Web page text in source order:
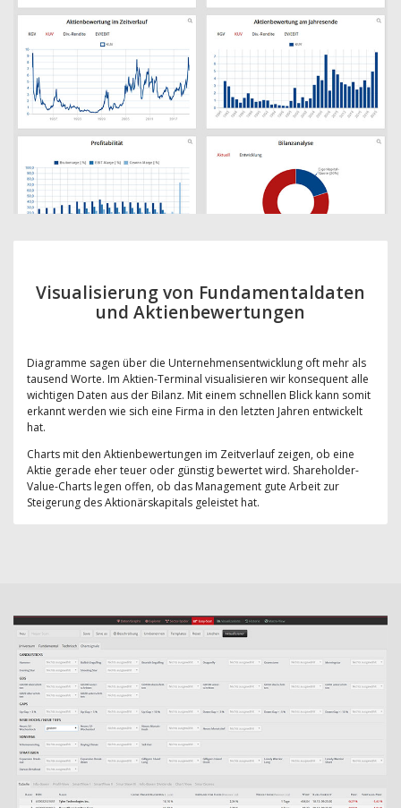
Visualisierung von Fundamentaldaten
und Aktienbewertungen
Diagramme sagen über die Unternehmensentwicklung oft mehr als
tausend Worte. Im Aktien-Terminal visualisieren wir konsequent alle
wichtigen Daten aus der Bilanz. Mit einem schnellen Blick kann somit
erkannt werden wie sich eine Firma in den letzten Jahren entwickelt
hat.
Charts mit den Aktienbewertungen im Zeitverlauf zeigen, ob eine
Aktie gerade eher teuer oder günstig bewertet wird. Shareholder-
Value-Charts legen offen, ob das Management gute Arbeit zur
Steigerung des Aktionärskapitals geleistet hat.